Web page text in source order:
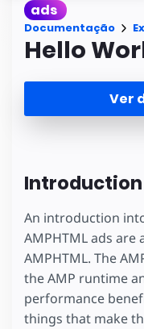
ads
Documentação
Hello
Ver
Introduction
An introduction
AMPHTML ads
AMPHTML. The
the AMP runtime
performance
things that make